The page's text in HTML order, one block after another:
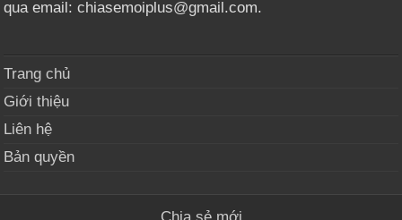
qua email: chiasemoiplus@gmail.com.
Trang chủ
Giới thiệu
Liên hệ
Bản quyền